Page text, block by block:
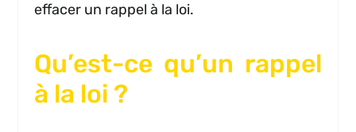
effacer un rappel à la loi.
Qu’est-ce qu’un rappel
à la loi ?